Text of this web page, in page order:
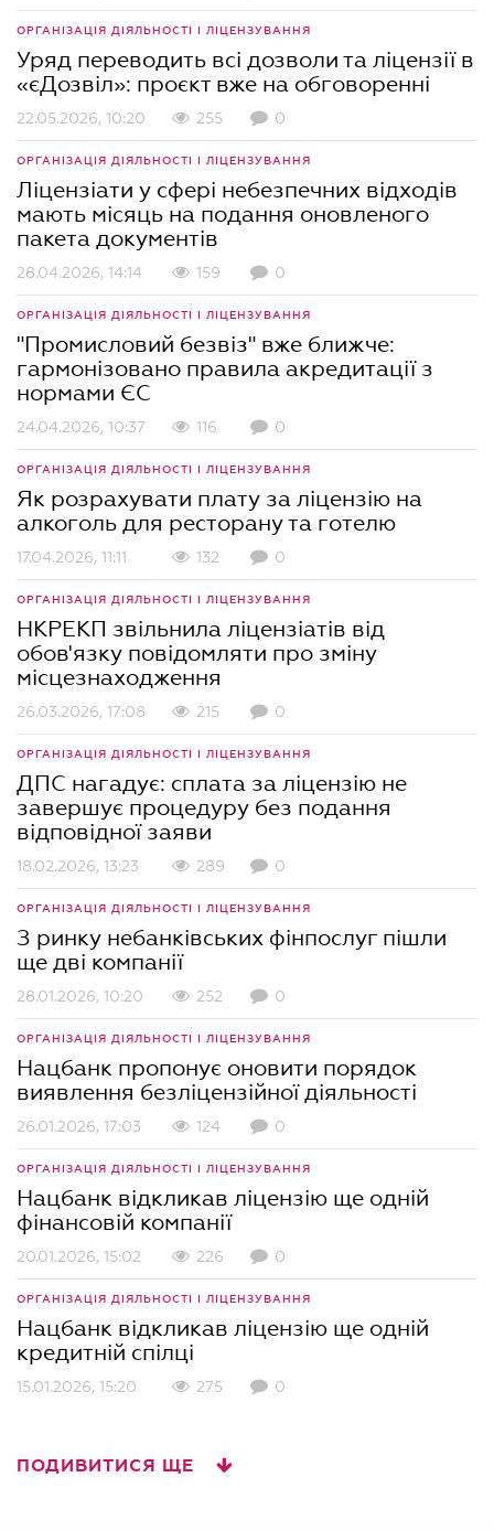
ОРГАНІЗАЦІЯ ДІЯЛЬНОСТІ І ЛІЦЕНЗУВАННЯ
Уряд переводить всі дозволи та ліцензії в
«єДозвіл»: проєкт вже на обговоренні
22.05.2026, 10:20 255 0
ОРГАНІЗАЦІЯ ДІЯЛЬНОСТІ І ЛІЦЕНЗУВАННЯ
Ліцензіати у сфері небезпечних відходів
мають місяць на подання оновленого
пакета документів
28.04.2026, 14:14 159 0
ОРГАНІЗАЦІЯ ДІЯЛЬНОСТІ І ЛІЦЕНЗУВАННЯ
"Промисловий безвіз" вже ближче:
гармонізовано правила акредитації з
нормами ЄС
24.04.2026, 10:37 116 0
ОРГАНІЗАЦІЯ ДІЯЛЬНОСТІ І ЛІЦЕНЗУВАННЯ
Як розрахувати плату за ліцензію на
алкоголь для ресторану та готелю
17.04.2026, 11:11 132 0
ОРГАНІЗАЦІЯ ДІЯЛЬНОСТІ І ЛІЦЕНЗУВАННЯ
НКРЕКП звільнила ліцензіатів від
обов'язку повідомляти про зміну
місцезнаходження
26.03.2026, 17:08 215 0
ОРГАНІЗАЦІЯ ДІЯЛЬНОСТІ І ЛІЦЕНЗУВАННЯ
ДПС нагадує: сплата за ліцензію не
завершує процедуру без подання
відповідної заяви
18.02.2026, 13:23 289 0
ОРГАНІЗАЦІЯ ДІЯЛЬНОСТІ І ЛІЦЕНЗУВАННЯ
З ринку небанківських фінпослуг пішли
ще дві компанії
28.01.2026, 10:20 252 0
ОРГАНІЗАЦІЯ ДІЯЛЬНОСТІ І ЛІЦЕНЗУВАННЯ
Нацбанк пропонує оновити порядок
виявлення безліцензійної діяльності
26.01.2026, 17:03 124 0
ОРГАНІЗАЦІЯ ДІЯЛЬНОСТІ І ЛІЦЕНЗУВАННЯ
Нацбанк відкликав ліцензію ще одній
фінансовій компанії
20.01.2026, 15:02 226 0
ОРГАНІЗАЦІЯ ДІЯЛЬНОСТІ І ЛІЦЕНЗУВАННЯ
Нацбанк відкликав ліцензію ще одній
кредитній спілці
15.01.2026, 15:20 275 0
ПОДИВИТИСЯ ЩЕ